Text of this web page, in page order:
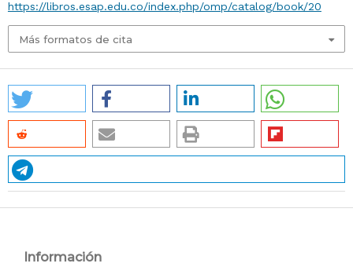
https://libros.esap.edu.co/index.php/omp/catalog/book/20
Más formatos de cita
Información